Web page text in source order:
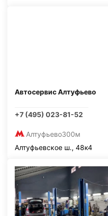
Автосервис Алтуфьево
+7 (495) 023-81-52
Алтуфьево300м
Алтуфьевское ш., 48к4